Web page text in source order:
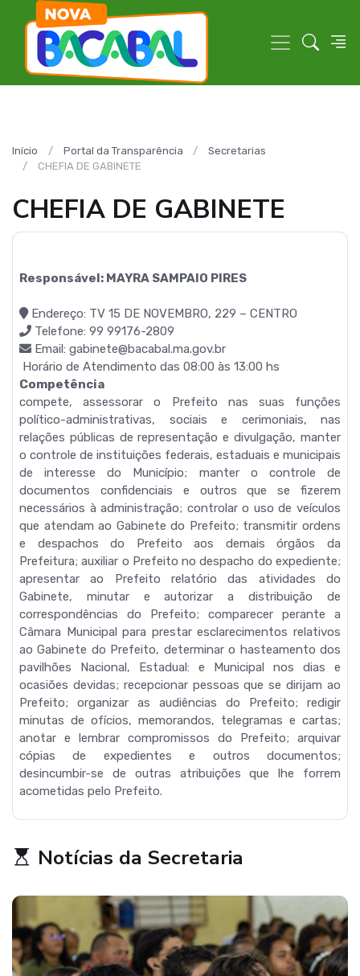
Início Portal da Transparência
Secretarias
CHEFIA DE GABINETE
CHEFIA DE GABINETE
Responsável: MAYRA SAMPAIO PIRES
Endereço: TV 15 DE NOVEMBRO, 229 – CENTRO
Telefone: 99 99176-2809
Email: gabinete@bacabal.ma.gov.br
Horário de Atendimento das 08:00 às 13:00 hs
Competência
compete, assessorar o Prefeito nas suas funções
político-administrativas, sociais e cerimoniais, nas
relações públicas de representação e divulgação, manter
o controle de instituições federais, estaduais e municipais
de interesse do Município; manter o controle de
documentos confidenciais e outros que se fizerem
necessários à administração; controlar o uso de veículos
que atendam ao Gabinete do Prefeito; transmitir ordens
e despachos do Prefeito aos demais órgãos da
Prefeitura; auxiliar o Prefeito no despacho do expediente;
apresentar ao Prefeito relatório das atividades do
Gabinete, minutar e autorizar a distribuição de
correspondências do Prefeito; comparecer perante a
Câmara Municipal para prestar esclarecimentos relativos
ao Gabinete do Prefeito, determinar o hasteamento dos
pavilhões Nacional, Estadual: e Municipal nos dias e
ocasiões devidas; recepcionar pessoas que se dirijam ao
Prefeito; organizar as audiências do Prefeito; redigir
minutas de ofícios, memorandos, telegramas e cartas;
anotar e lembrar compromissos do Prefeito; arquivar
cópias de expedientes e outros documentos;
desincumbir-se de outras atribuições que lhe forrem
acometidas pelo Prefeito.
Notícias da Secretaria